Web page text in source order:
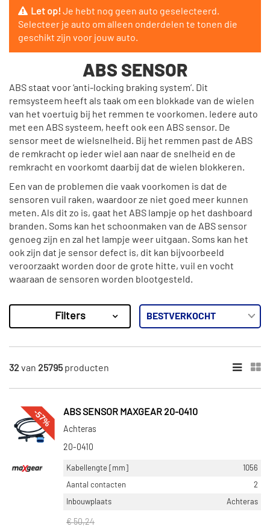
Let op!Je hebt nog geen auto geselecteerd.
Selecteer je auto om alleen onderdelen te tonen die
geschikt zijn voor jouw auto.
ABS SENSOR
ABS staat voor ‘anti-locking braking system’. Dit
remsysteem heeft als taak om een blokkade van de wielen
van het voertuig bij het remmen te voorkomen. Iedere auto
met een ABS systeem, heeft ook een ABS sensor. De
sensor meet de wielsnelheid. Bij het remmen past de ABS
de remkracht op ieder wiel aan naar de snelheid en de
remkracht en voorkomt daarbij dat de wielen blokkeren.
Een van de problemen die vaak voorkomen is dat de
sensoren vuil raken, waardoor ze niet goed meer kunnen
meten. Als dit zo is, gaat het ABS lampje op het dashboard
branden. Soms kan het schoonmaken van de ABS sensor
genoeg zijn en zal het lampje weer uitgaan. Soms kan het
ook zijn dat je sensor defect is, dit kan bijvoorbeeld
veroorzaakt worden door de grote hitte, vuil en vocht
waaraan de sensoren worden blootgesteld.
Resultaten
×
Febi Bilstein (951)
Triscan (863)
Delphi Diesel (895)
CATEGORIEËN
Filters
32van 25795 producten
-57% ABS SENSOR MAXGEAR 20-0410
Achteras
20-0410
Kabellengte [mm]
1056
Aantal contacten
2
Inbouwplaats
Achteras
€ 50,24